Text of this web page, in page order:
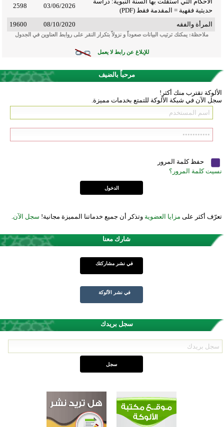
حديثية فقهية = المقدمة فقط (PDF)
03/06/2026
2598
المرأة والفقه 08/10/2020
19600
ملاحظة: يمكنك ترتيب البيانات صعوداً و نزولاً بتكرار النقر على روابط العناوين في الجدول
للإبلاغ عن رابط لا يعمل
مرحباً بالضيف
الألوكة تقترب منك أكثر!
سجل الآن في شبكة الألوكة للتمتع بخدمات مميزة.
حفظ كلمة المرور
نسيت كلمة المرور؟
تعرّف أكثر على مزايا العضوية وتذكر أن جميع خدماتنا المميزة مجانية! سجل الآن.
شارك معنا
في نشر مشاركتك
في نشر الألوكة
سجل بريدك